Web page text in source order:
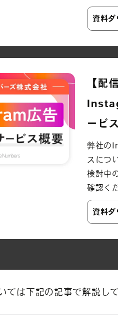
資料ダ
【配
ービ
弊社の
スにつ
検討中
確認く
資料ダ
ては下記の記事で解説して